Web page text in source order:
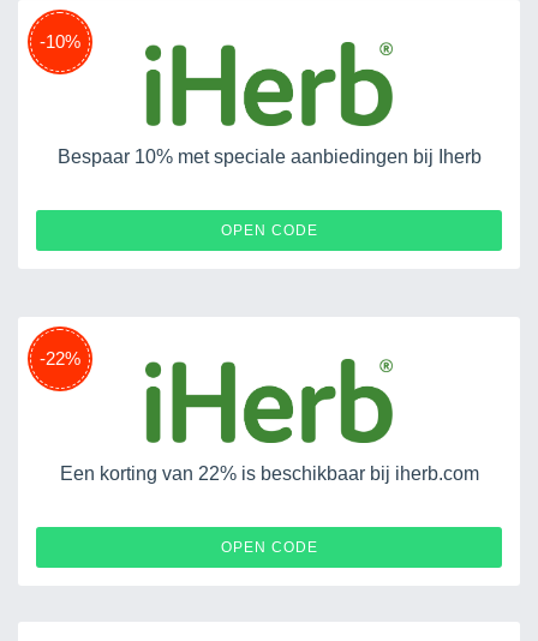
-10%
Bespaar 10% met speciale aanbiedingen bij Iherb
OPEN CODE
-22%
Een korting van 22% is beschikbaar bij iherb.com
OPEN CODE